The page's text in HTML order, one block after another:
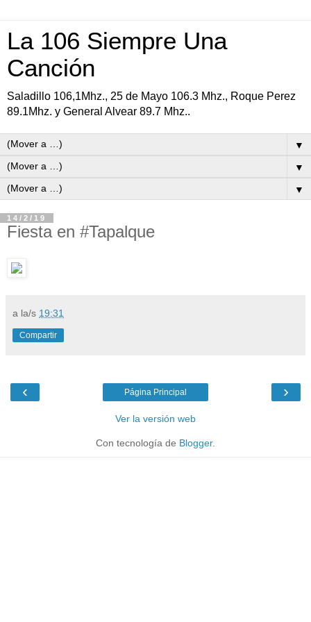
La 106 Siempre Una
Canción
Saladillo 106,1Mhz., 25 de Mayo 106.3 Mhz., Roque Perez
89.1Mhz. y General Alvear 89.7 Mhz..
▼
▼
▼
14/2/19
Fiesta en #Tapalque
a la/s 19:31
Compartir
‹ ›
Página Principal
Ver la versión web
Con tecnología de Blogger.